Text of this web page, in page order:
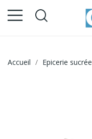
Accueil Epicerie sucrée